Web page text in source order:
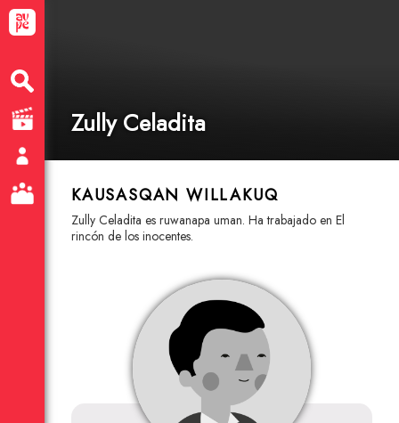
Zully Celadita
KAUSASQAN WILLAKUQ
Zully Celadita es ruwanapa uman. Ha trabajado en El
rincón de los inocentes.